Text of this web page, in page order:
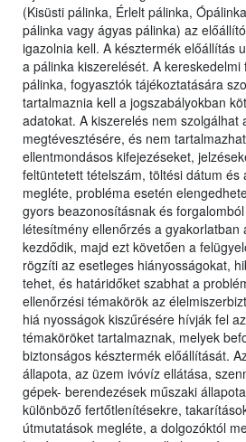
(Kisüsti pálinka, Érlelt pálinka,
pálinka vagy ágyas pálinka) az
igazolnia kell. A késztermék előállítás
a pálinka kiszerelését. A
pálinka, fogyasztók tájékoztatására
tartalmaznia kell a jogszabályokban
adatokat. A kiszerelés nem szolgálhat
megtévesztésére, és nem
ellentmondásos kifejezéseket,
feltüntetett tételszám, töltési dátum és
megléte, probléma esetén
gyors beazonosításnak és
létesítmény ellenőrzés a
kezdődik, majd ezt követően a
rögzíti az esetleges hiányosságokat,
tehet, és határidőket szabhat a
ellenőrzési témakörök az
hiá nyosságok kiszűrésére hívják fel
témaköröket tartalmaznak, melyek
biztonságos késztermék előállítását.
állapota, az üzem ivóvíz ellátása,
gépek- berendezések műszaki
különböző fertőtlenítésekre,
útmutatások megléte, a dolgozóktól